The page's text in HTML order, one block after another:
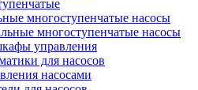
многоступенчатые насосы
многоступенчатые насосы
управления
для насосов
насосами